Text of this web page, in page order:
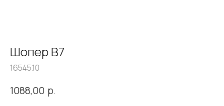
Шопер B7
16545.10
1088,00 р.